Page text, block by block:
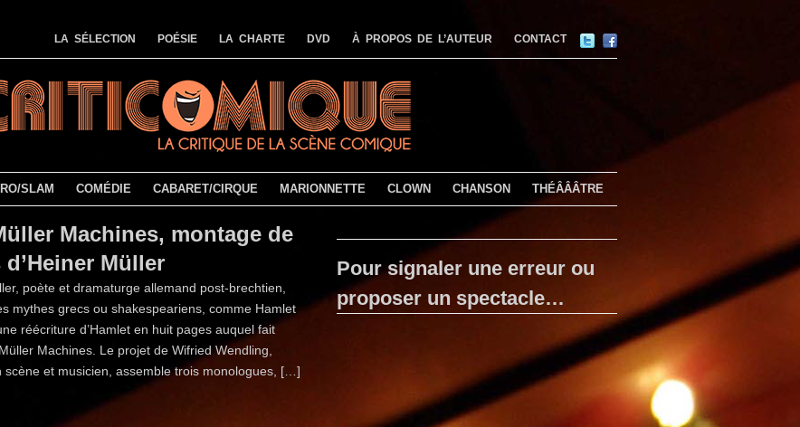
LA SÉLECTION POÉSIE LA CHARTE DVD À PROPOS DE L’AUTEUR CONTACT
SLAM COMÉDIE CABARET/CIRQUE MARIONNETTE CLOWN CHANSON THÉÂÂÂTRE
Machines, montage de
d’Heiner Müller
poète et dramaturge allemand post-brechtien,
mythes grecs ou shakespeariens, comme Hamlet
réécriture d’Hamlet en huit pages auquel fait
Machines. Le projet de Wifried Wendling,
scène et musicien, assemble trois monologues, […]
Pour signaler une erreur ou
proposer un spectacle…